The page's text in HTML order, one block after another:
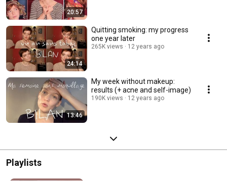
20:57
24:14
Quitting smoking: my progress
one year later
265K views 12 years ago
13:46
My week without makeup:
results (+ acne and self-image)
190K views 12 years ago
Playlists